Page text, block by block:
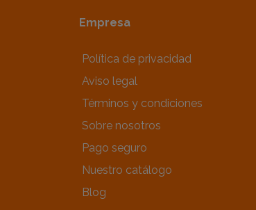
Empresa
Política de privacidad
Aviso legal
Términos y condiciones
Sobre nosotros
Pago seguro
Nuestro catálogo
Blog